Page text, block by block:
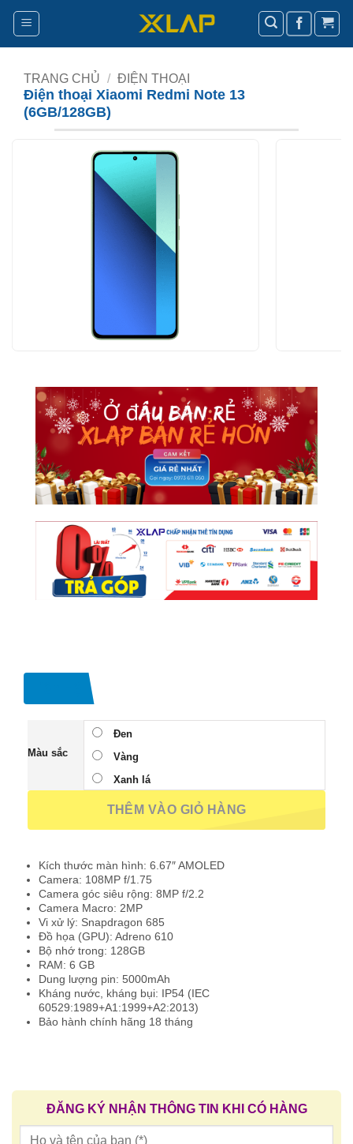
Bỏ
nội
TRANG CHỦ / ĐIỆN THOẠI
Điện thoại Xiaomi Redmi Note 13
(6GB/128GB)
Màu sắc
Đen
Vàng
Xanh lá
THÊM VÀO GIỎ HÀNG
Kích thước màn hình: 6.67″ AMOLED
Camera: 108MP f/1.75
Camera góc siêu rộng: 8MP f/2.2
Camera Macro: 2MP
Vi xử lý: Snapdragon 685
Đồ họa (GPU): Adreno 610
Bộ nhớ trong: 128GB
RAM: 6 GB
Dung lượng pin: 5000mAh
Kháng nước, kháng bụi: IP54 (IEC
60529:1989+A1:1999+A2:2013)
Bảo hành chính hãng 18 tháng
ĐĂNG KÝ NHẬN THÔNG TIN KHI CÓ HÀNG